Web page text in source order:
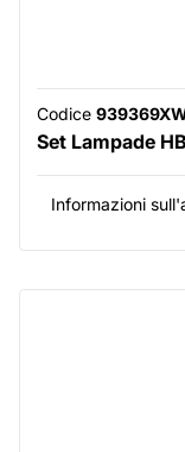
Codice
Set Lampade
Informazioni